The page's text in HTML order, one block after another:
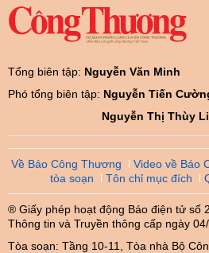
Tổng biên tập: Nguyễn Văn Minh
Phó tổng biên tập: Nguyễn Tiến
Nguyễn Thị Thùy
Về Báo Công Thương Video về Báo
tòa soạn
Tôn chỉ mục đích
® Giấy phép hoạt động Báo điện tử số
Thông tin và Truyền thông cấp ngày
Tòa soạn: Tầng 10-11, Tòa nhà Bộ